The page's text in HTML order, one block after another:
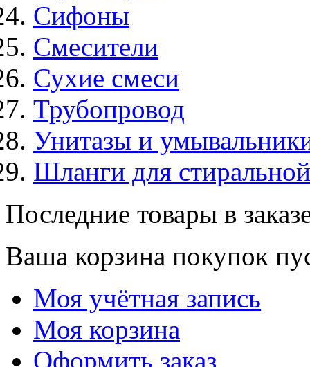
Сифоны
Смесители
Сухие смеси
Трубопровод
Унитазы и
Шланги для
Последние товары в
Ваша корзина покупок
Моя учётная запись
Моя корзина
Оформить заказ